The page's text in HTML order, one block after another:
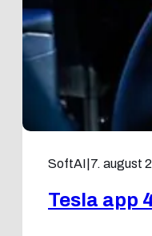
SoftAI 7. august
Tesla app